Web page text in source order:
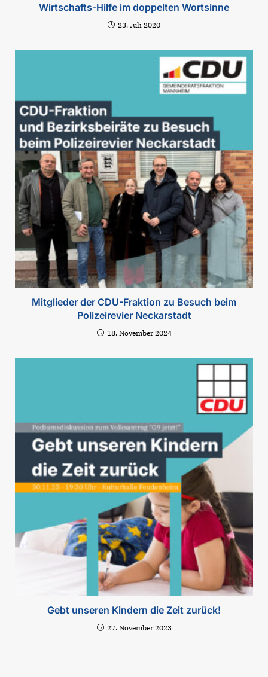
Wirtschafts-Hilfe im doppelten Wortsinne
23. Juli 2020
Mitglieder der CDU-Fraktion zu Besuch beim
Polizeirevier Neckarstadt
18. November 2024
Gebt unseren Kindern die Zeit zurück!
27. November 2023